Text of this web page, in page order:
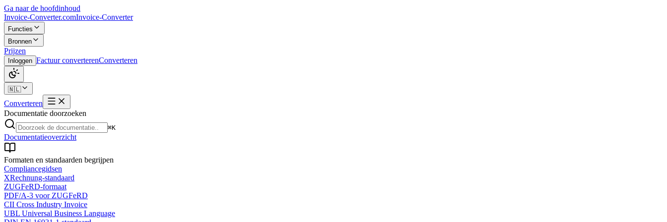
Ga naar de hoofdinhoud
Invoice-Converter.comInvoice-Converter
Functies
Bronnen
Prijzen
Inloggen Factuur converterenConverteren
🇳🇱
Converteren
Documentatie doorzoeken
⌘K
Documentatieoverzicht
Formaten en standaarden begrijpen
Compliancegidsen
XRechnung-standaard
ZUGFeRD-formaat
PDF/A-3 voor ZUGFeRD
CII Cross Industry Invoice
UBL Universal Business Language